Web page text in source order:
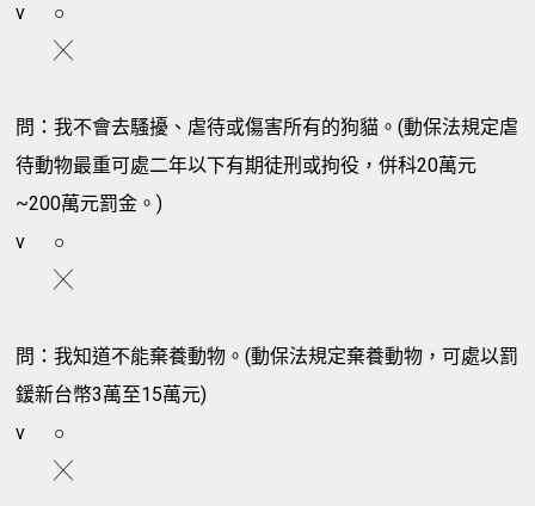
v
○
╳
問：我不會去騷擾、虐待或傷害所有的狗貓。(動保法規定虐
待動物最重可處二年以下有期徒刑或拘役，併科20萬元
~200萬元罰金。)
v
○
╳
問：我知道不能棄養動物。(動保法規定棄養動物，可處以罰
鍰新台幣3萬至15萬元)
v
○
╳